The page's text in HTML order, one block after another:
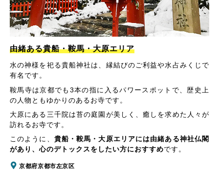
由緒ある貴船・鞍馬・大原エリア
水の神様を祀る貴船神社は、縁結びのご利益や水占みくじで
有名です。
鞍馬寺は京都でも3本の指に入るパワースポットで、歴史上
の人物ともゆかりのあるお寺です。
大原にある三千院は苔の庭園が美しく、癒しを求めた人々が
訪れるお寺です。
このように、 貴船・鞍馬・大原エリアには由緒ある神社仏閣
があり、心のデトックスをしたい方におすすめです。
京都府京都市左京区